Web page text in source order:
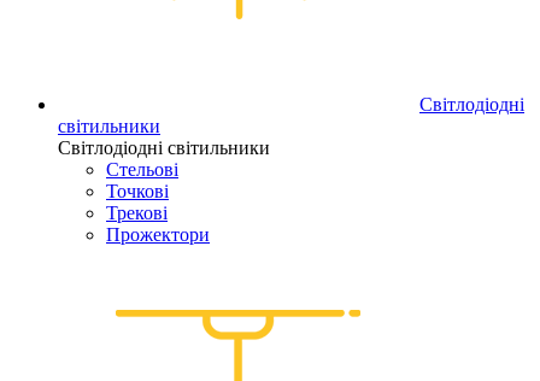
Світлодіодні
світильники
Світлодіодні світильники
Стельові
Точкові
Трекові
Прожектори